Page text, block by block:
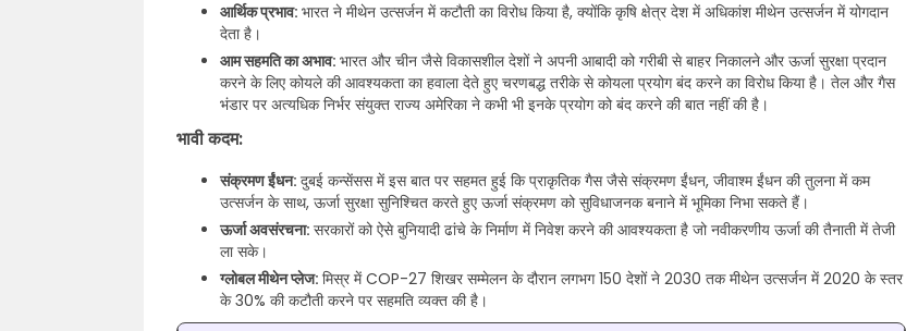
आर्थिक प्रभाव: भारत ने मीथेन उत्सर्जन में कटौती का विरोध किया है, क्योंकि कृषि क्षेत्र देश में अधिकांश मीथेन उत्सर्जन में योगदान
देता है।
आम सहमति का अभाव: भारत और चीन जैसे विकासशील देशों ने अपनी आबादी को गरीबी से बाहर निकालने और ऊर्जा सुरक्षा प्रदान
करने के लिए कोयले की आवश्यकता का हवाला देते हुए चरणबद्ध तरीके से कोयला प्रयोग बंद करने का विरोध किया है। तेल और गैस
भंडार पर अत्यधिक निर्भर संयुक्त राज्य अमेरिका ने कभी भी इनके प्रयोग को बंद करने की बात नहीं की है।
भावी कदम:
संक्रमण ईंधन: दुबई कन्सेंसस में इस बात पर सहमत हुई कि प्राकृतिक गैस जैसे संक्रमण ईंधन, जीवाश्म ईंधन की तुलना में कम
उत्सर्जन के साथ, ऊर्जा सुरक्षा सुनिश्चित करते हुए ऊर्जा संक्रमण को सुविधाजनक बनाने में भूमिका निभा सकते हैं।
ऊर्जा अवसंरचना: सरकारों को ऐसे बुनियादी ढांचे के निर्माण में निवेश करने की आवश्यकता है जो नवीकरणीय ऊर्जा की तैनाती में तेजी
ला सके।
ग्लोबल मीथेन प्लेज: मिस्र में COP-27 शिखर सम्मेलन के दौरान लगभग 150 देशों ने 2030 तक मीथेन उत्सर्जन में 2020 के स्तर
के 30% की कटौती करने पर सहमति व्यक्त की है।